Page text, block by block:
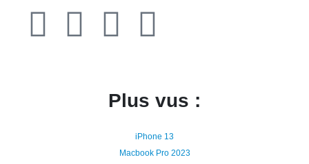
Plus vus :
iPhone 13
Macbook Pro 2023